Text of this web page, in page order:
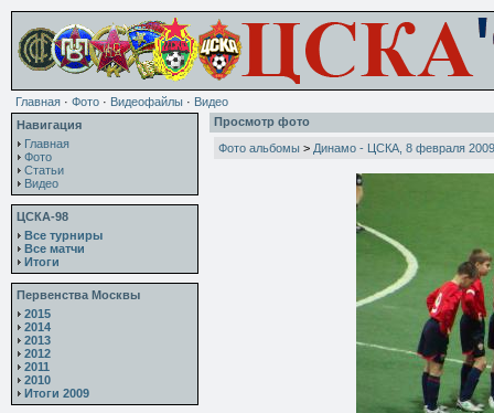
Главная · Фото · Видеофайлы · Видео
Навигация
Главная
Фото
Статьи
Видео
ЦСКА-98
Все турниры
Все матчи
Итоги
Первенства Москвы
2015
2014
2013
2012
2011
2010
Итоги 2009
Просмотр фото
Фото альбомы > Динамо - ЦСКА, 8 февраля 2009